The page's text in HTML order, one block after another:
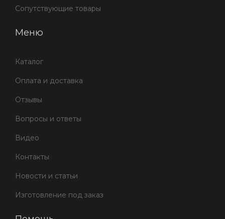
Сопутствующие товары
Меню
Каталог
Оплата и доставка
Отзывы
Вопросы и ответы
Видео
Контакты
Новости и статьи
Изготовление под заказ